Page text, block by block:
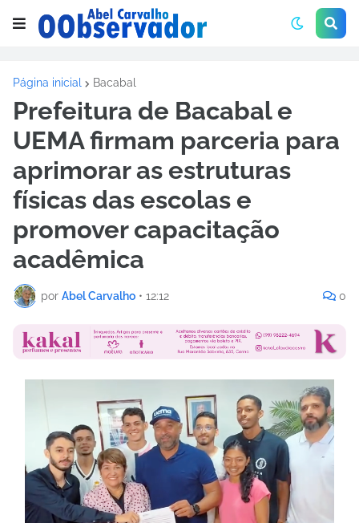
Página inicial Bacabal
Prefeitura de Bacabal e
UEMA firmam parceria para
aprimorar as estruturas
físicas das escolas e
promover capacitação
acadêmica
por Abel Carvalho • 12:12 0